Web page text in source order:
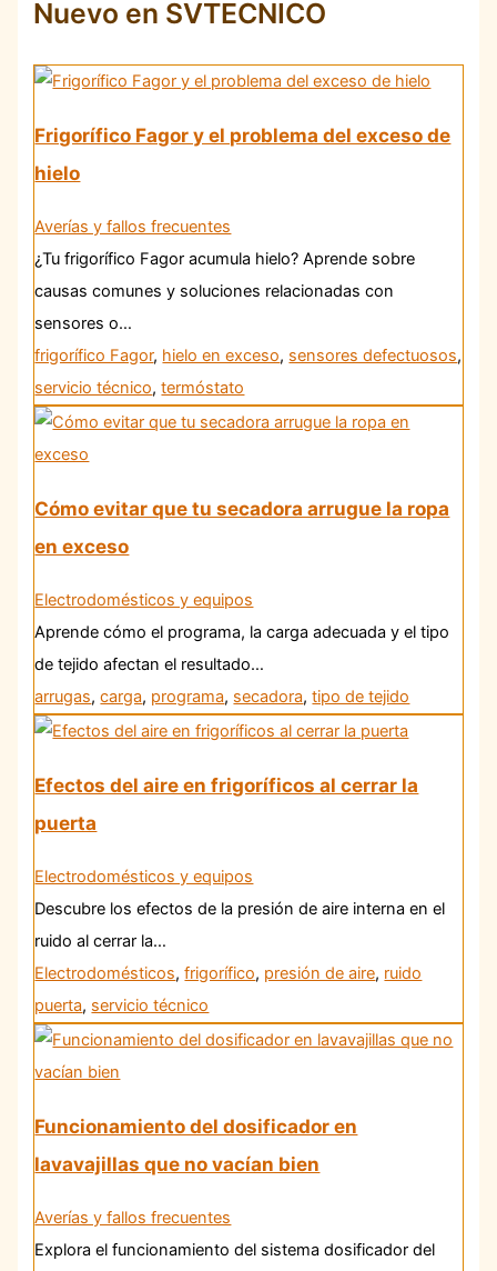
Nuevo en SVTECNICO
Frigorífico Fagor y el problema del exceso de
hielo
Averías y fallos frecuentes
¿Tu frigorífico Fagor acumula hielo? Aprende sobre
causas comunes y soluciones relacionadas con
sensores o…
frigorífico Fagor, hielo en exceso, sensores defectuosos,
servicio técnico,termóstato
Cómo evitar que tu secadora arrugue la ropa
en exceso
Electrodomésticos y equipos
Aprende cómo el programa, la carga adecuada y el tipo
de tejido afectan el resultado…
arrugas,carga, programa, secadora,tipo de tejido
Efectos del aire en frigoríficos al cerrar la
puerta
Electrodomésticos y equipos
Descubre los efectos de la presión de aire interna en el
ruido al cerrar la…
Electrodomésticos,frigorífico, presión de aire, ruido
puerta, servicio técnico
Funcionamiento del dosificador en
lavavajillas que no vacían bien
Averías y fallos frecuentes
Explora el funcionamiento del sistema dosificador del